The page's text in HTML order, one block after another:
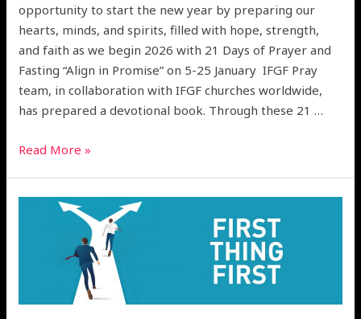
opportunity to start the new year by preparing our
hearts, minds, and spirits, filled with hope, strength,
and faith as we begin 2026 with 21 Days of Prayer and
Fasting “Align in Promise” on 5-25 January IFGF Pray
team, in collaboration with IFGF churches worldwide,
has prepared a devotional book. Through these 21 …
Read More »